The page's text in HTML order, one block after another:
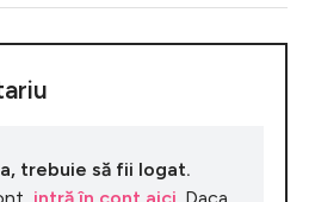
trebuie să fii logat.
intră în cont aici . Daca